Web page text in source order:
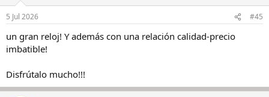
5 Jul 2026 #45
un gran reloj! Y además con una relación calidad-precio
imbatible!
Disfrútalo mucho!!!